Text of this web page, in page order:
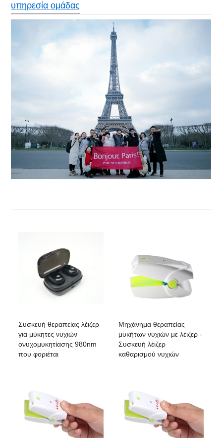
υπηρεσία ομάδας
Συσκευή θεραπείας λέιζερ
για μύκητες νυχιών
ονυχομυκητίασης 980nm
που φοριέται
Μηχάνημα θεραπείας
μυκήτων νυχιών με λέιζερ -
Συσκευή λέιζερ
καθαρισμού νυχιών